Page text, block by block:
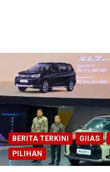
BERITA TERKINI GIIAS
PILIHAN